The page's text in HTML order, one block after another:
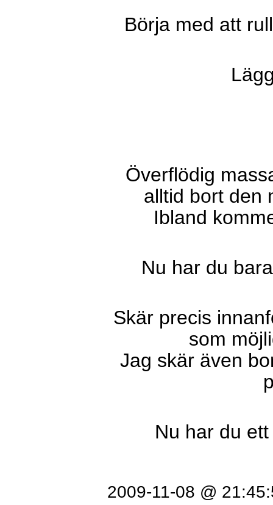
Börja med att
Överflödig
alltid bort den
Ibland
Nu har du
Skär precis
som
Jag skär även
Nu har du
2009-11-08 @